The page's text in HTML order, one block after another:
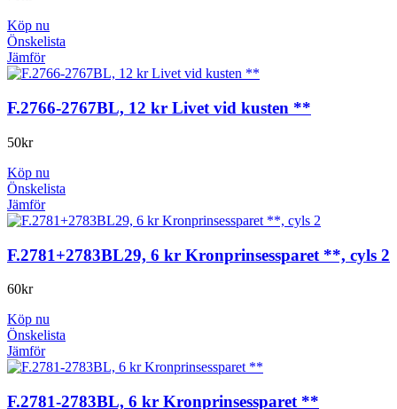
Köp nu
Önskelista
Jämför
F.2766-2767BL, 12 kr Livet vid kusten **
50kr
Köp nu
Önskelista
Jämför
F.2781+2783BL29, 6 kr Kronprinsessparet **, cyls 2
60kr
Köp nu
Önskelista
Jämför
F.2781-2783BL, 6 kr Kronprinsessparet **